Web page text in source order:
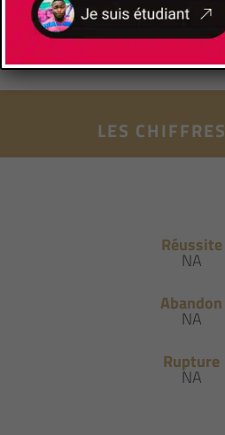
LES CHIFFRES
Réussite
NA
Abandon
NA
Rupture
NA